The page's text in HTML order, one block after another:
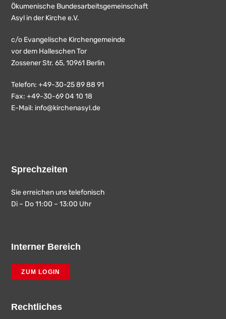
Ökumenische Bundesarbeitsgemeinschaft
Asyl in der Kirche e.V.
c/o Evangelische Kirchengemeinde
vor dem Halleschen Tor
Zossener Str. 65, 10961 Berlin
Telefon: +49-30-25 89 88 91
Fax: +49-30-69 04 10 18
E-Mail: info@kirchenasyl.de
Sprechzeiten
Sie erreichen uns telefonisch
Di – Do 11:00 – 13:00 Uhr
Interner Bereich
ZUM LOGIN
Rechtliches